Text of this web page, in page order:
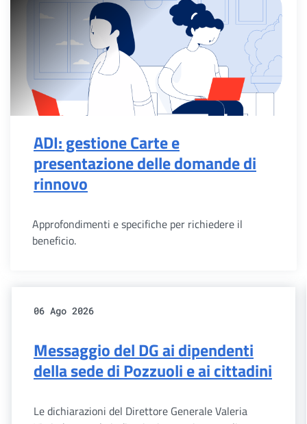
ADI: gestione Carte e
presentazione delle domande di
rinnovo
Approfondimenti e specifiche per richiedere il
beneficio.
06 Ago 2026
Messaggio del DG ai dipendenti
della sede di Pozzuoli e ai cittadini
Le dichiarazioni del Direttore Generale Valeria